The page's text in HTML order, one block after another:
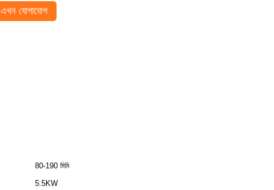
এখন যোগাযোগ
80-190 মিমি
5.5KW